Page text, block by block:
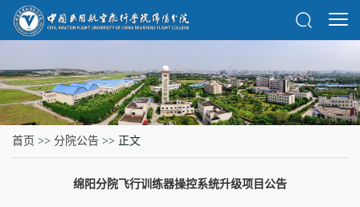
首页 >> 分院公告 >> 正文
绵阳分院飞行训练器操控系统升级项目公告